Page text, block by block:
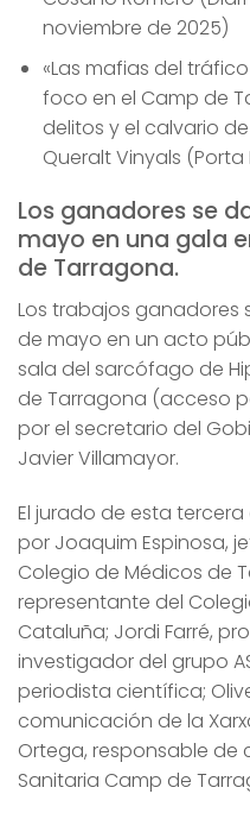
noviembre de 2025)
«Las mafias del
foco en el Camp de
delitos y el calvario
Queralt Vinyals (Porta
Los ganadores se
mayo en una gala
de Tarragona.
Los trabajos ganadores
de mayo en un acto
sala del sarcófago de
de Tarragona (acceso
por el secretario del
Javier Villamayor.
El jurado de esta
por Joaquim Espinosa,
Colegio de Médicos de
representante del
Cataluña; Jordi Farré,
investigador del grupo
periodista científica;
comunicación de la
Ortega, responsable de
Sanitaria Camp de